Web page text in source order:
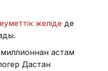
желіде де
астам
Дастан